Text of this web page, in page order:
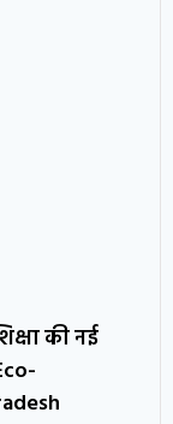
की नई